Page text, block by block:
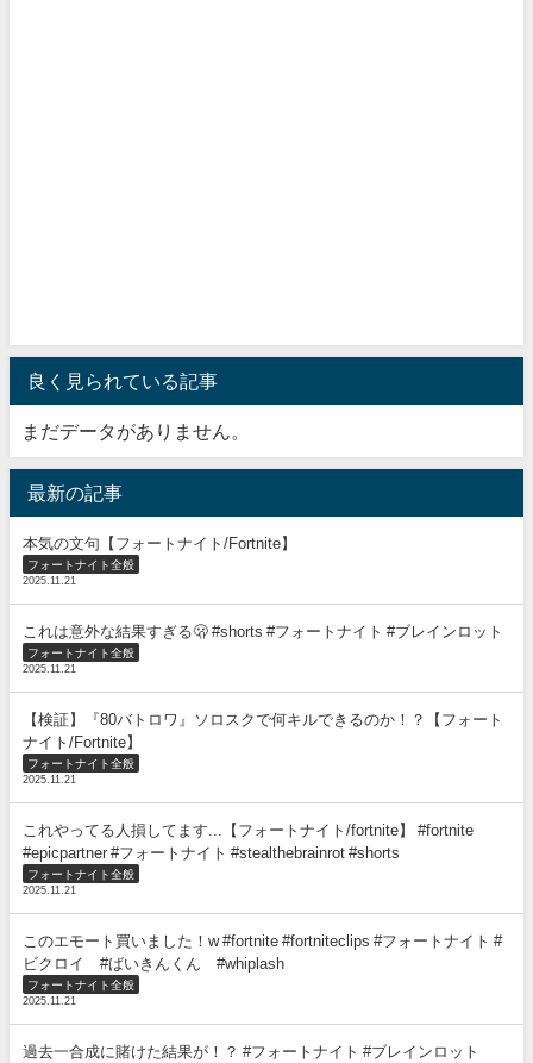
良く見られている記事
まだデータがありません。
最新の記事
本気の文句【フォートナイト/Fortnite】
フォートナイト全般
2025.11.21
これは意外な結果すぎる🫢 #shorts #フォートナイト #ブレインロット
フォートナイト全般
2025.11.21
【検証】『80バトロワ』ソロスクで何キルできるのか！？【フォート
ナイト/Fortnite】
フォートナイト全般
2025.11.21
これやってる人損してます...【フォートナイト/fortnite】 #fortnite
#epicpartner #フォートナイト #stealthebrainrot #shorts
フォートナイト全般
2025.11.21
このエモート買いました！w #fortnite #fortniteclips #フォートナイト #
ビクロイ #ばいきんくん #whiplash
フォートナイト全般
2025.11.21
過去一合成に賭けた結果が！？ #フォートナイト #ブレインロット